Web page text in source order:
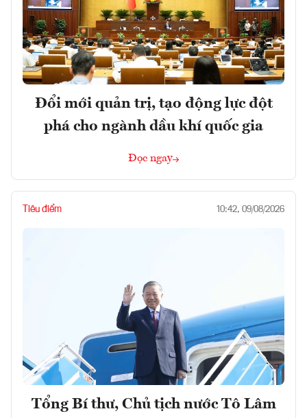
Đổi mới quản trị, tạo động lực đột
phá cho ngành dầu khí quốc gia
Đọc ngay
Tiêu điểm 10:42, 09/08/2026
Tổng Bí thư, Chủ tịch nước Tô Lâm